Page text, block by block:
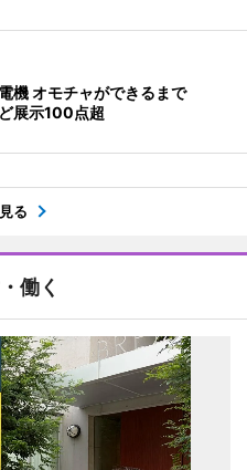
機 オモチャができるまで
展示100点超
る
働く